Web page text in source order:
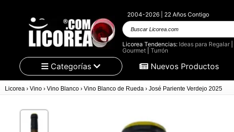
2004-2026 | 22 Años Contigo
Buscar Licorea.com
Licorea Tendencias: Ideas para Regalar|
Gourmet| Turrón
Categorías Nuevos Productos
Licorea › Vino › Vino Blanco › Vino Blanco de Rueda › José Pariente Verdejo 2025